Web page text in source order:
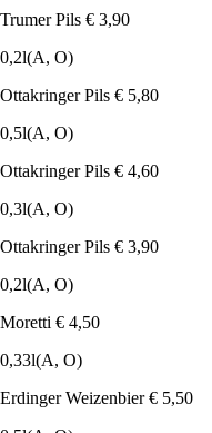
Trumer Pils € 3,90
0,2l(A, O)
Ottakringer Pils € 5,80
0,5l(A, O)
Ottakringer Pils € 4,60
0,3l(A, O)
Ottakringer Pils € 3,90
0,2l(A, O)
Moretti € 4,50
0,33l(A, O)
Erdinger Weizenbier € 5,50